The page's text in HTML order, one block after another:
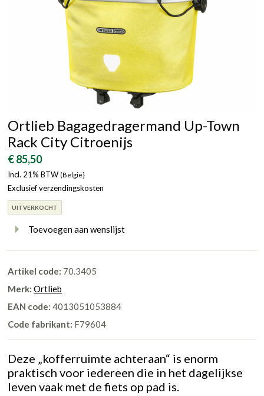
Ortlieb Bagagedragermand Up-Town
Rack City Citroenijs
€ 85,50
Incl. 21% BTW (België}
Exclusief verzendingskosten
UITVERKOCHT
Toevoegen aan wenslijst
Artikel code: 70.3405
Merk: Ortlieb
EAN code: 4013051053884
Code fabrikant: F79604
Deze „kofferruimte achteraan“ is enorm
praktisch voor iedereen die in het dagelijkse
leven vaak met de fiets op pad is.